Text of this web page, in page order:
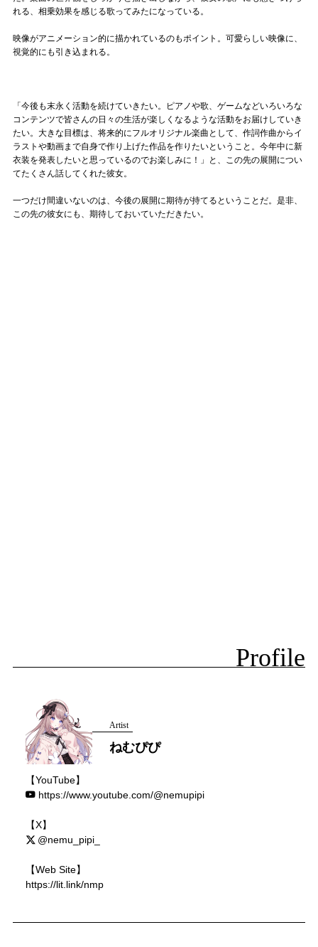
れる、相乗効果を感じる歌ってみたになっている。
映像がアニメーション的に描かれているのもポイント。可愛らしい映像に、
視覚的にも引き込まれる。
「今後も末永く活動を続けていきたい。ピアノや歌、ゲームなどいろいろな
コンテンツで皆さんの日々の生活が楽しくなるような活動をお届けしていき
たい。大きな目標は、将来的にフルオリジナル楽曲として、作詞作曲からイ
ラストや動画まで自身で作り上げた作品を作りたいということ。今年中に新
衣装を発表したいと思っているのでお楽しみに！」と、この先の展開につい
てたくさん話してくれた彼女。
一つだけ間違いないのは、今後の展開に期待が持てるということだ。是非、
この先の彼女にも、期待しておいていただきたい。
Profile
Artist
ねむぴぴ
【YouTube】
https://www.youtube.com/@nemupipi
【X】
@nemu_pipi_
【Web Site】
https://lit.link/nmp